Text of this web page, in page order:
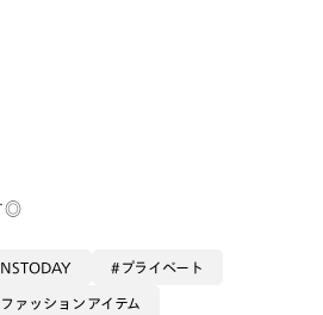
◎
プライベート
ファッションアイテム